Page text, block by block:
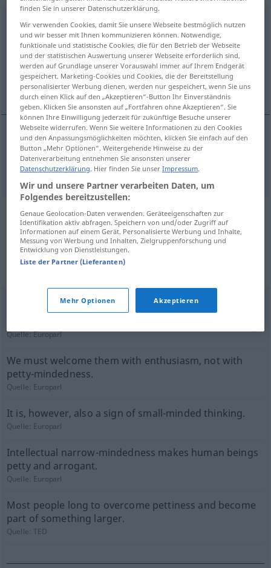
Engstirnigkeit f <Engstirnigkeit;keinpl>
Übersicht aller Übersetzungen
(Für mehr Details die Übersetzung anklicken/antippen)
narrow- mindedness, pettiness
narrow- (odsmall-)mindedness,pettiness
Engstirnigkeit
Beispielsätze aus externen Quellen
für "Engstirnigkeit"
(nicht von der Langenscheidt Redaktion
We need to do away with our narrow-mindedness
Quelle:Europarl
We must welcome them with enthusiasm, not with
petty-mindedness.
Quelle: Europarl
It is, however, also a sign of small-minded thinking.
Quelle: Europarl
Intellectual narrow-mindedness makes human beings
petty and arrogant.
Quelle: Europarl
Most people long to overcome pettiness and become
part of something larger.
Quelle:TED
finden Sie in unserer Datenschutzerklärung.
Wir verwenden Cookies, damit Sie unsere Webseite bestmöglich nutzen
und wir besser mit Ihnen kommunizieren können. Notwendige,
funktionale und statistische Cookies, die für den Betrieb der Webseite
und der statistischen Auswertung unserer Webseite erforderlich sind,
werden auf Grundlage unserer Vorauswahl immer auf Ihrem Endgerät
gespeichert. Marketing-Cookies und Cookies, die der Bereitstellung
personalisierter Werbung dienen, werden nur gespeichert, wenn Sie uns
durch einen Klick auf den „Akzeptieren“-Button Ihr Einverständnis
geben. Klicken Sie ansonsten auf „Fortfahren ohne Akzeptieren“. Sie
können Ihre Einwilligung jederzeit für zukünftige Besuche unserer
Webseite widerrufen. Wenn Sie weitere Informationen zu den Cookies
und den Anpassungsmöglichkeiten möchten, klicken Sie einfach auf den
Button „Mehr Optionen“. Weitergehende Hinweise zu der
Datenverarbeitung entnehmen Sie ansonsten unserer
Datenschutzerklärung. Hier finden Sie unserImpressum.
Wir und unsere Partner verarbeiten Daten, um
Folgendes bereitzustellen:
Genaue Geolocation-Daten verwenden. Geräteeigenschaften zur
Identifikation aktiv abfragen. Speichern von und/oder Zugriff auf
Informationen auf einem Gerät. Personalisierte Werbung und Inhalte,
Messung von Werbung und Inhalten, Zielgruppenforschung und
Entwicklung von Dienstleistungen.
Liste der Partner (Lieferanten)
Mehr Optionen Akzeptieren